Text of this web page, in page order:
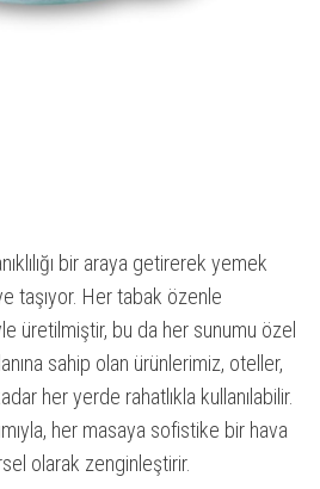
bir araya getirerek yemek
taşıyor. Her tabak özenle
üretilmiştir, bu da her sunumu özel
sahip olan ürünlerimiz, oteller,
her yerde rahatlıkla kullanılabilir.
her masaya sofistike bir hava
olarak zenginleştirir.